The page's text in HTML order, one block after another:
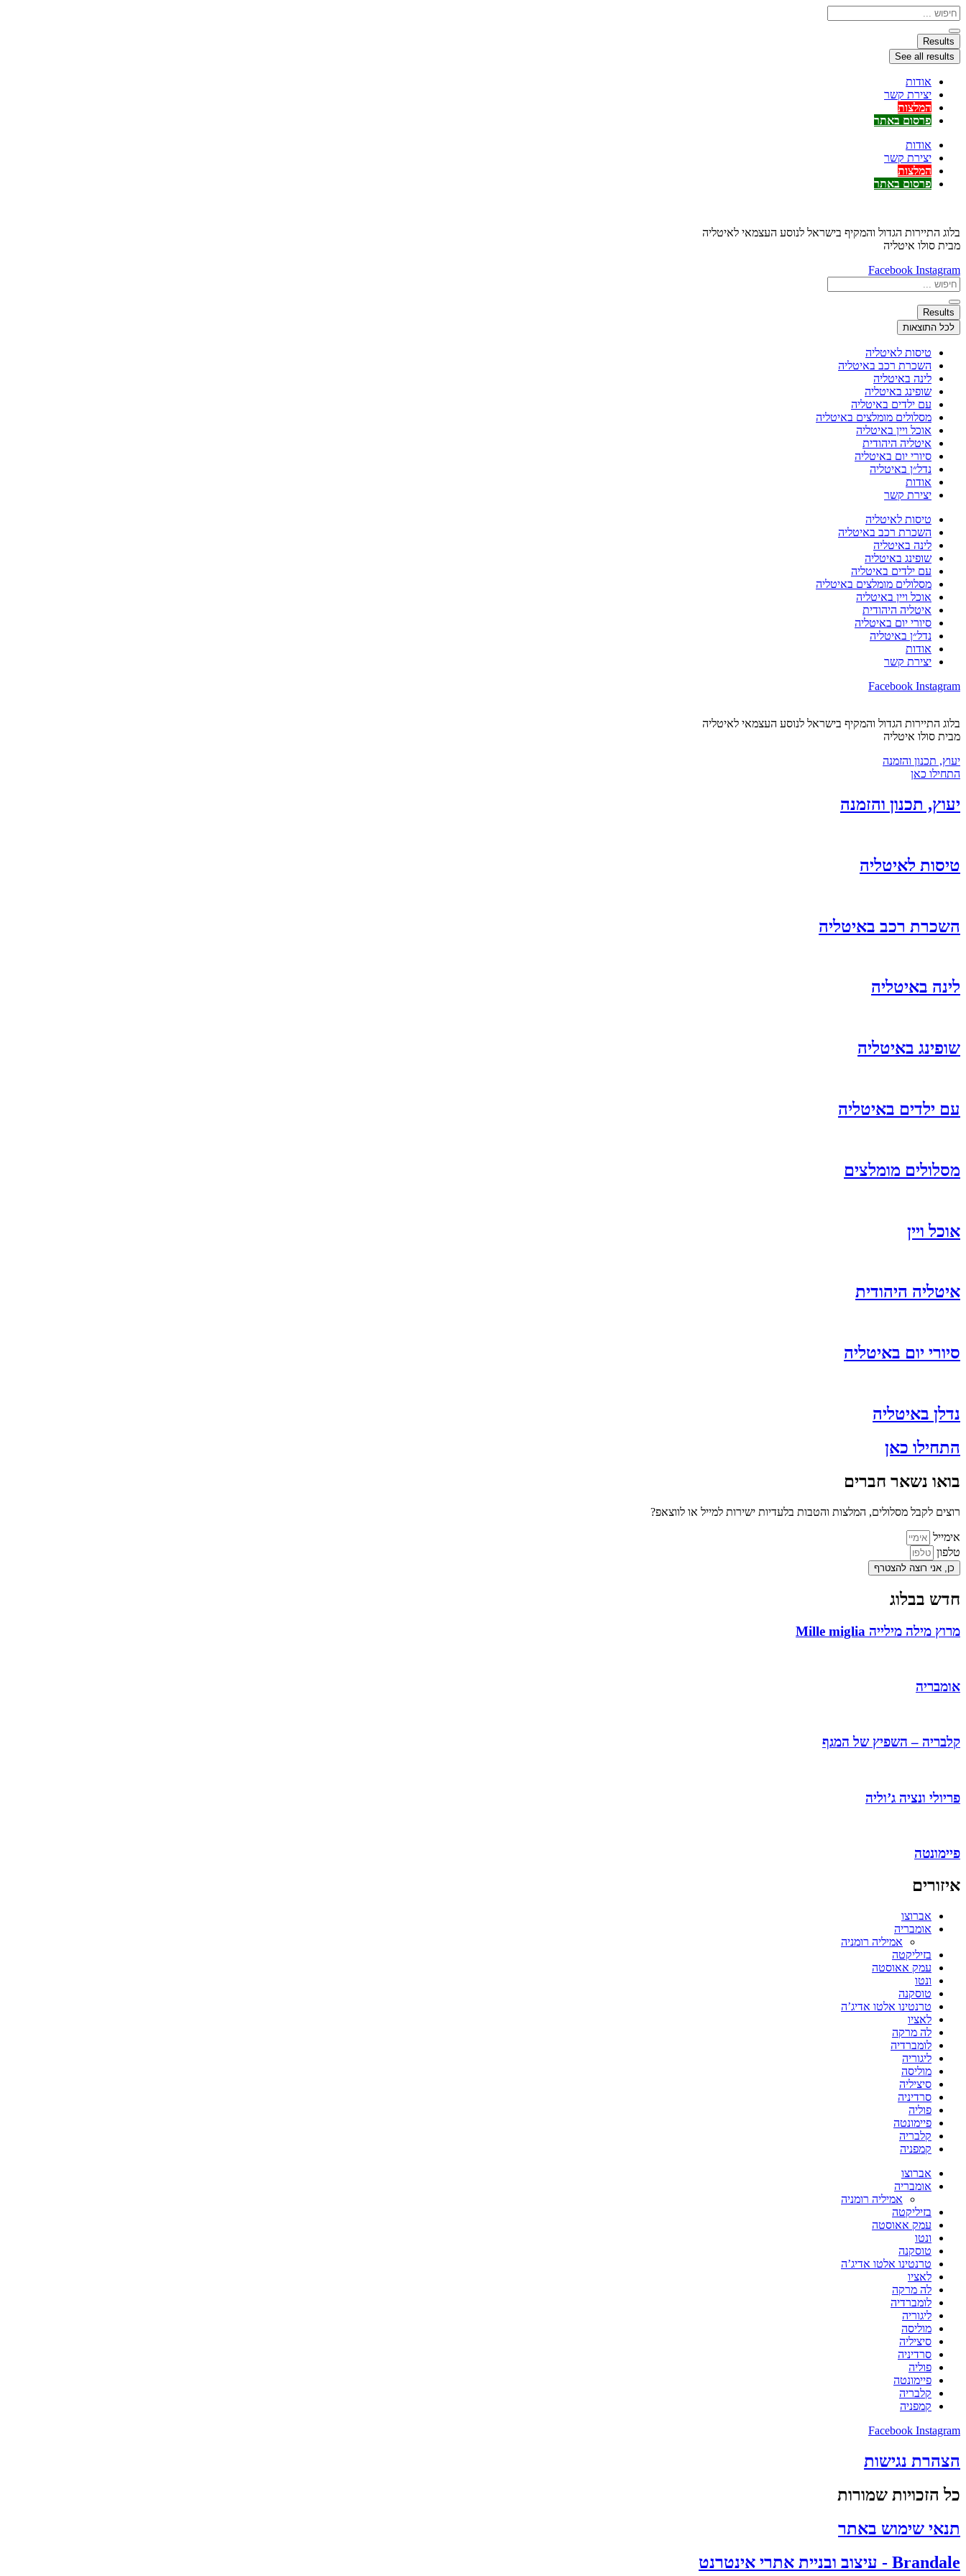
דלג
לתוכן
Search
...
Results
See all results
אודות
יצירת קשר
המלצות
פרסום באתר
אודות
יצירת קשר
המלצות
פרסום באתר
בלוג התיירות הגדול והמקיף בישראל לנוסע העצמאי לאיטליה
מבית סולו איטליה
Facebook Instagram
Search
...
Results
לכל התוצאות
טיסות לאיטליה
השכרת רכב באיטליה
לינה באיטליה
שופינג באיטליה
עם ילדים באיטליה
מסלולים מומלצים באיטליה
אוכל ויין באיטליה
איטליה היהודית
סיורי יום באיטליה
נדל״ן באיטליה
אודות
יצירת קשר
טיסות לאיטליה
השכרת רכב באיטליה
לינה באיטליה
שופינג באיטליה
עם ילדים באיטליה
מסלולים מומלצים באיטליה
אוכל ויין באיטליה
איטליה היהודית
סיורי יום באיטליה
נדל״ן באיטליה
אודות
יצירת קשר
Facebook Instagram
בלוג התיירות הגדול והמקיף בישראל לנוסע העצמאי לאיטליה
מבית סולו איטליה
יעוץ, תכנון והזמנה
התחילו כאן
יעוץ, תכנון והזמנה
טיסות לאיטליה
השכרת רכב באיטליה
לינה באיטליה
שופינג באיטליה
עם ילדים באיטליה
מסלולים מומלצים
אוכל ויין
איטליה היהודית
סיורי יום באיטליה
נדלן באיטליה
התחילו כאן
בואו נשאר חברים
רוצים לקבל מסלולים, המלצות והטבות בלעדיות ישירות למייל או לווצאפ?
אימייל
טלפון
כן, אני רוצה להצטרף
חדש בבלוג
מרוץ מילה מילייה Mille miglia
אומבריה
קלבריה – השפיץ של המגף
פריולי ונציה ג’וליה
פיימונטה
איזורים
אברוצו
אומבריה
אמיליה רומניה
בזיליקטה
עמק אאוסטה
ונטו
טוסקנה
טרנטינו אלטו אדיג’ה
לאציו
לה מרקה
לומברדיה
ליגוריה
מוליסה
סיציליה
סרדיניה
פוליה
פיימונטה
קלבריה
קמפניה
אברוצו
אומבריה
אמיליה רומניה
בזיליקטה
עמק אאוסטה
ונטו
טוסקנה
טרנטינו אלטו אדיג’ה
לאציו
לה מרקה
לומברדיה
ליגוריה
מוליסה
סיציליה
סרדיניה
פוליה
פיימונטה
קלבריה
קמפניה
Facebook Instagram
הצהרת נגישות
כל הזכויות שמורות
תנאי שימוש באתר
Brandale - עיצוב ובניית אתרי אינטרנט